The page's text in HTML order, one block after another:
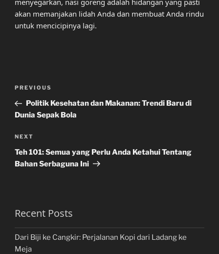
akan memanjakan lidah Anda dan membuat Anda rindu
untuk mencicipinya lagi.
Previous
Post
PREVIOUS
Politik Kesehatan dan Makanan: Trendi Baru di
Dunia Sepak Bola
Next
Post
NEXT
Teh 101: Semua yang Perlu Anda Ketahui Tentang
Bahan Serbaguna Ini
Recent Posts
Dari Biji ke Cangkir: Perjalanan Kopi dari Ladang ke
Meja